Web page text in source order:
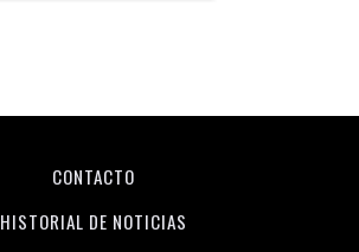
CONTACTO
HISTORIAL DE NOTICIAS